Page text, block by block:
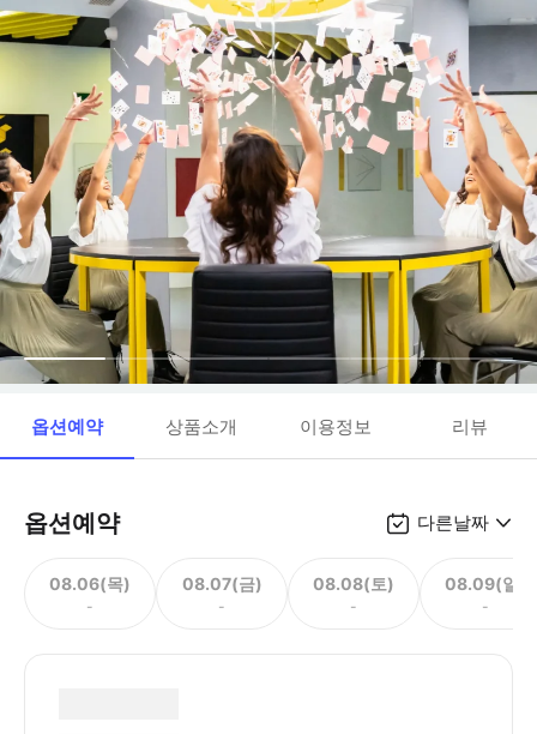
옵션예약 상품소개 이용정보 리뷰
옵션예약 다른날짜
08.06(목)
-
08.07(금)
-
08.08(토)
-
08.09(일)
-